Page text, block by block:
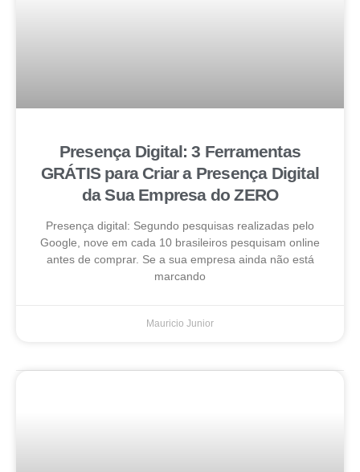
Presença Digital: 3 Ferramentas
GRÁTIS para Criar a Presença Digital
da Sua Empresa do ZERO
Presença digital: Segundo pesquisas realizadas pelo
Google, nove em cada 10 brasileiros pesquisam online
antes de comprar. Se a sua empresa ainda não está
marcando
Mauricio Junior